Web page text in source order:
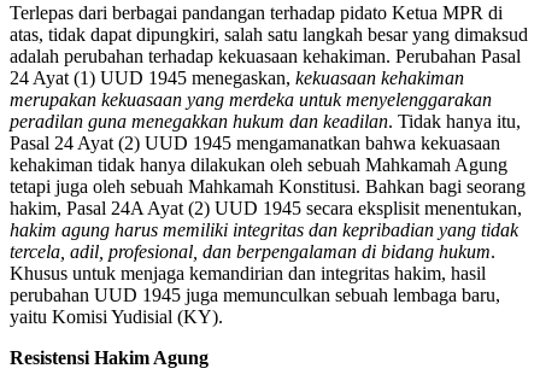
Terlepas dari berbagai pandangan terhadap pidato Ketua MPR di
atas, tidak dapat dipungkiri, salah satu langkah besar yang dimaksud
adalah perubahan terhadap kekuasaan kehakiman. Perubahan Pasal
24 Ayat (1) UUD 1945 menegaskan, kekuasaan kehakiman
merupakan kekuasaan yang merdeka untuk menyelenggarakan
peradilan guna menegakkan hukum dan keadilan. Tidak hanya itu,
Pasal 24 Ayat (2) UUD 1945 mengamanatkan bahwa kekuasaan
kehakiman tidak hanya dilakukan oleh sebuah Mahkamah Agung
tetapi juga oleh sebuah Mahkamah Konstitusi. Bahkan bagi seorang
hakim, Pasal 24A Ayat (2) UUD 1945 secara eksplisit menentukan,
hakim agung harus memiliki integritas dan kepribadian yang tidak
tercela, adil, profesional, dan berpengalaman di bidang hukum.
Khusus untuk menjaga kemandirian dan integritas hakim, hasil
perubahan UUD 1945 juga memunculkan sebuah lembaga baru,
yaitu Komisi Yudisial (KY).
Resistensi Hakim Agung